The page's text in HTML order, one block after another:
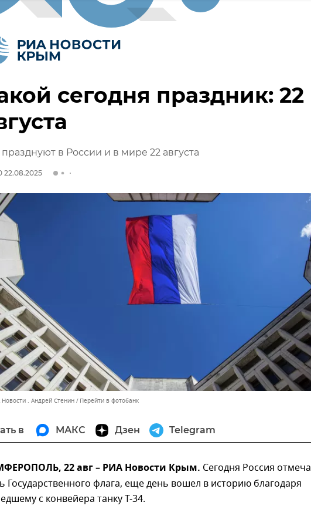
сегодня праздник: 22
празднуют в России и в мире 22 августа
22.08.2025
. Андрей Стенин Перейти в фотобанк
в МАКС Дзен Telegram
22 авг – РИА Новости Крым. Сегодня Россия
Государственного флага, еще день вошел в историю благодаря
с конвейера танку Т-34.